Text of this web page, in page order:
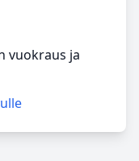
vuokraus ja